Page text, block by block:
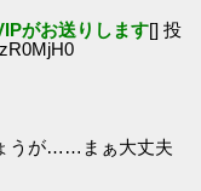
がお送りします[] 投
うが……まぁ大丈夫